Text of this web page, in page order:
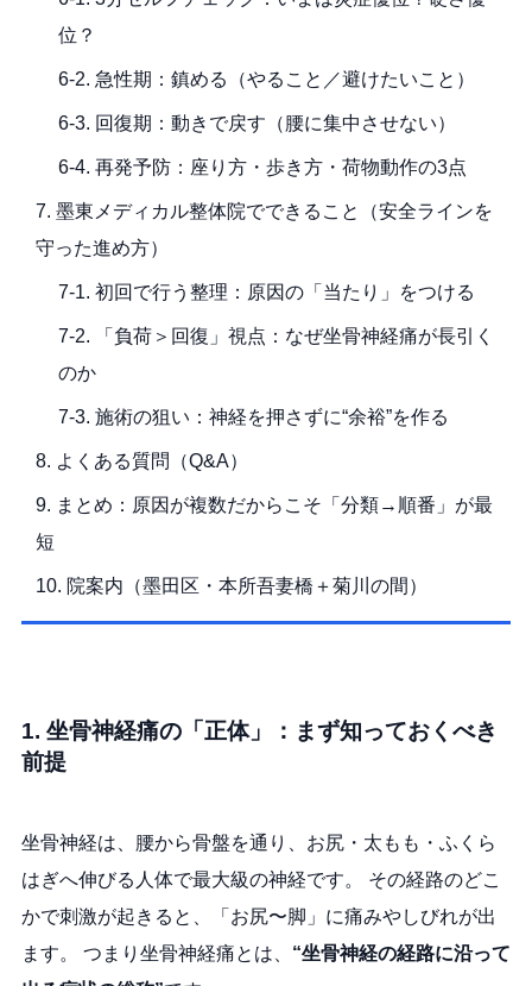
位？
6-2. 急性期：鎮める（やること／避けたいこと）
6-3. 回復期：動きで戻す（腰に集中させない）
6-4. 再発予防：座り方・歩き方・荷物動作の3点
7. 墨東メディカル整体院でできること（安全ラインを
守った進め方）
7-1. 初回で行う整理：原因の「当たり」をつける
7-2. 「負荷＞回復」視点：なぜ坐骨神経痛が長引く
のか
7-3. 施術の狙い：神経を押さずに“余裕”を作る
8. よくある質問（Q&A）
9. まとめ：原因が複数だからこそ「分類→順番」が最
短
10. 院案内（墨田区・本所吾妻橋＋菊川の間）
1. 坐骨神経痛の「正体」：まず知っておくべき
前提
坐骨神経は、腰から骨盤を通り、お尻・太もも・ふくら
はぎへ伸びる人体で最大級の神経です。 その経路のどこ
かで刺激が起きると、「お尻〜脚」に痛みやしびれが出
ます。 つまり坐骨神経痛とは、 “坐骨神経の経路に沿って